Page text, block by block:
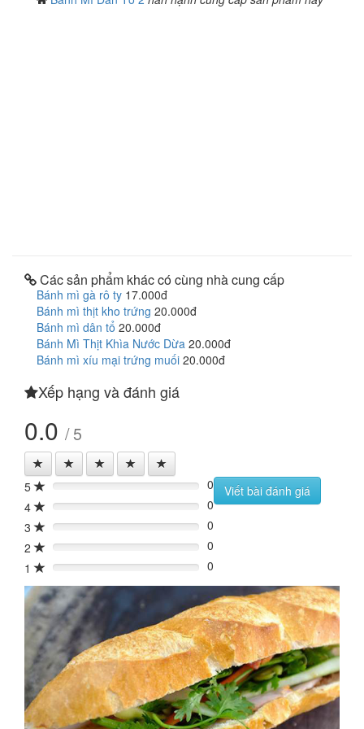
Các sản phẩm khác có cùng nhà cung cấp
Bánh mì gà rô ty 17.000đ
Bánh mì thịt kho trứng 20.000đ
Bánh mì dân tổ 20.000đ
Bánh Mì Thịt Khìa Nước Dừa 20.000đ
Bánh mì xíu mại trứng muối 20.000đ
Xếp hạng và đánh giá
0.0 / 5
5 0%
0
4
0%
0
3
0%
0
2
0%
0
1
0% 0
Viết bài đánh giá